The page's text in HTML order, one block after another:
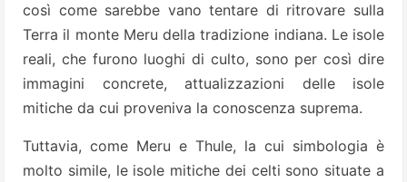
così come sarebbe vano tentare di ritrovare sulla
Terra il monte Meru della tradizione indiana. Le isole
reali, che furono luoghi di culto, sono per così dire
immagini concrete, attualizzazioni delle isole
mitiche da cui proveniva la conoscenza suprema.
Tuttavia, come Meru e Thule, la cui simbologia è
molto simile, le isole mitiche dei celti sono situate a